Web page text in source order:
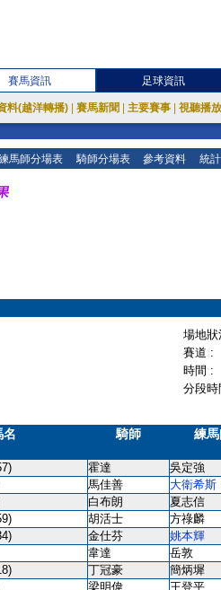
賽馬資訊 足球資訊
料(越洋轉播) 賽馬新聞 主要賽事 視聽播
馬師分場表 騎師分場表 參考資料 統
場地
賽道 :
時間 :
分段
名 騎師 練
霍達 吳定強
馬佳善 大衛希斯
白布朗 夏志信
胡活士 方祿麟
金仕芬 姚本輝
韋達 岳敦
丁冠豪 簡炳墀
梁明偉 王登平